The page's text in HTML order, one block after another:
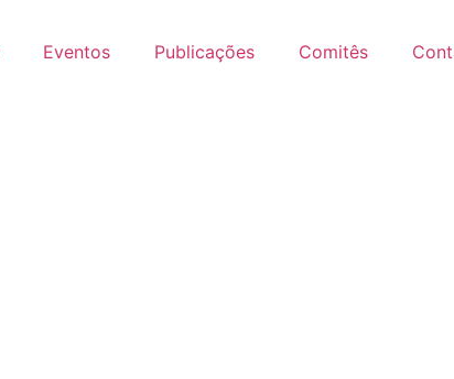
Eventos Publicações Comitês